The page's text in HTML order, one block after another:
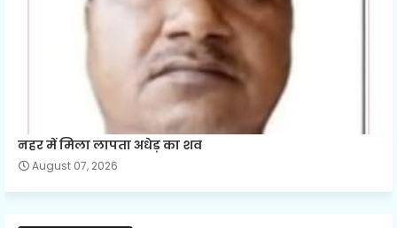
नहर में मिला लापता अधेड़ का शव
August 07, 2026